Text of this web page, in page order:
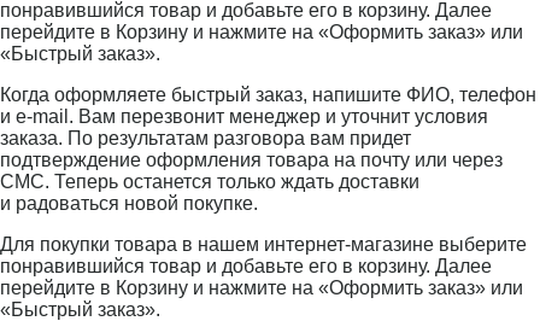
понравившийся товар и добавьте его в корзину. Далее
перейдите в Корзину и нажмите на «Оформить заказ» или
«Быстрый заказ».
Когда оформляете быстрый заказ, напишите ФИО, телефон
и e-mail. Вам перезвонит менеджер и уточнит условия
заказа. По результатам разговора вам придет
подтверждение оформления товара на почту или через
СМС. Теперь останется только ждать доставки
и радоваться новой покупке.
Для покупки товара в нашем интернет-магазине выберите
понравившийся товар и добавьте его в корзину. Далее
перейдите в Корзину и нажмите на «Оформить заказ» или
«Быстрый заказ».